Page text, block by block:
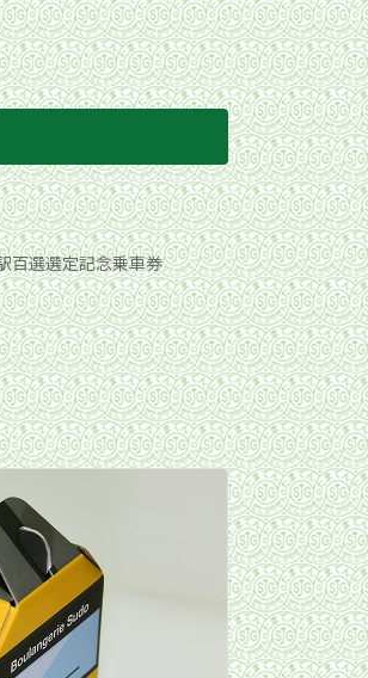
百選選定記念乗車券